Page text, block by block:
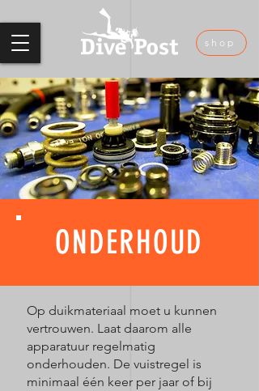
shop
ONDERHOUD
Op duikmateriaal moet u kunnen
vertrouwen. Laat daarom alle
apparatuur regelmatig
onderhouden. De vuistregel is
minimaal één keer per jaar of bij